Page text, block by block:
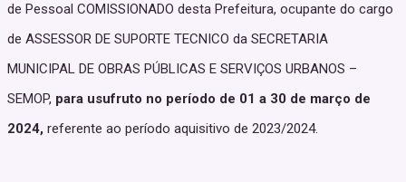
de Pessoal COMISSIONADO desta Prefeitura, ocupante do cargo
de ASSESSOR DE SUPORTE TECNICO da SECRETARIA
MUNICIPAL DE OBRAS PÚBLICAS E SERVIÇOS URBANOS –
SEMOP, para usufruto no período de 01 a 30 de março de
2024, referente ao período aquisitivo de 2023/2024.